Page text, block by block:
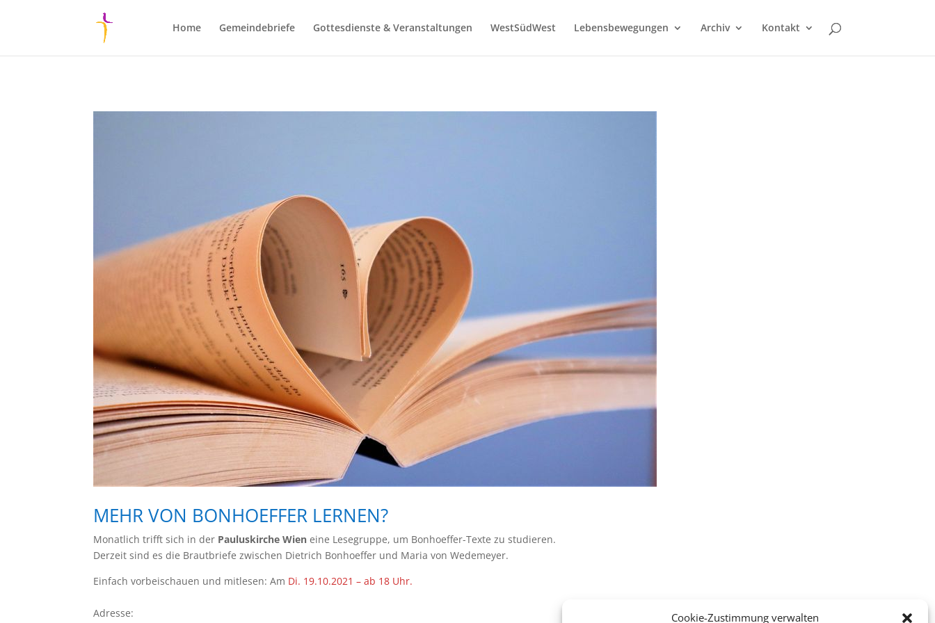
Cookie-Zustimmung verwalten
Home Gemeindebriefe Gottesdienste & Veranstaltungen WestSüdWest Lebensbewegungen Archiv Kontakt
MEHR VON BONHOEFFER LERNEN?
Monatlich trifft sich in der Pauluskirche Wien eine Lesegruppe, um Bonhoeffer-Texte zu studieren.
Derzeit sind es die Brautbriefe zwischen Dietrich Bonhoeffer und Maria von Wedemeyer.
Einfach vorbeischauen und mitlesen: Am Di. 19.10.2021 – ab 18 Uhr.
Adresse: